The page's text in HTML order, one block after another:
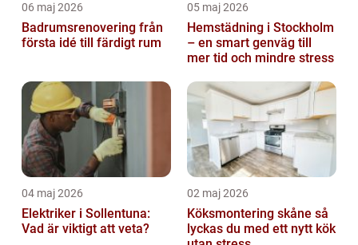
06 maj 2026
Badrumsrenovering från
första idé till färdigt rum
05 maj 2026
Hemstädning i Stockholm
– en smart genväg till
mer tid och mindre stress
04 maj 2026
Elektriker i Sollentuna:
Vad är viktigt att veta?
02 maj 2026
Köksmontering skåne så
lyckas du med ett nytt kök